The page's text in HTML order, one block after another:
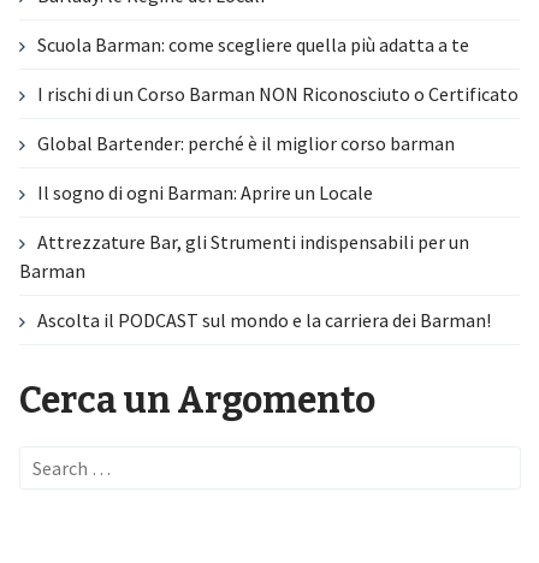
Scuola Barman: come scegliere quella più adatta a te
I rischi di un Corso Barman NON Riconosciuto o Certificato
Global Bartender: perché è il miglior corso barman
Il sogno di ogni Barman: Aprire un Locale
Attrezzature Bar, gli Strumenti indispensabili per un
Barman
Ascolta il PODCAST sul mondo e la carriera dei Barman!
Cerca un Argomento
Search